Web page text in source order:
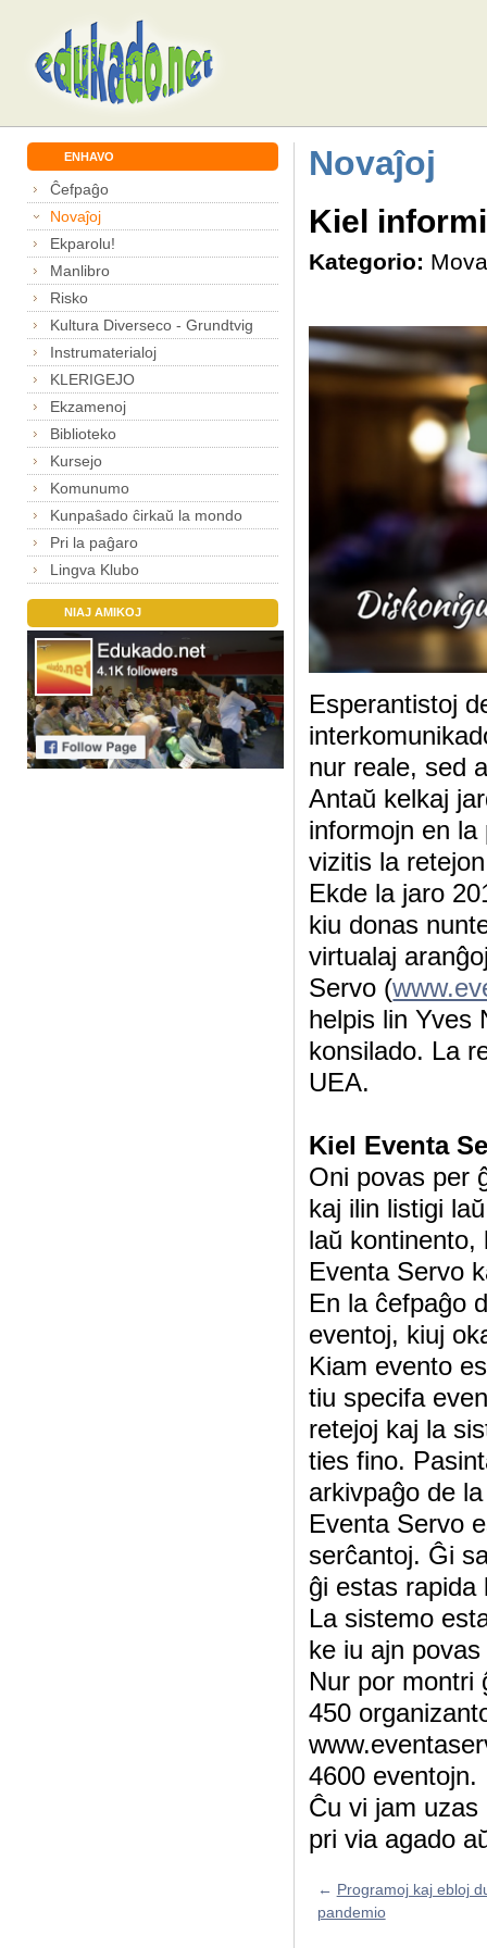
ENHAVO
Ĉefpaĝo
Novaĵoj
Ekparolu!
Manlibro
Risko
Kultura Diverseco - Grundtvig
Instrumaterialoj
KLERIGEJO
Ekzamenoj
Biblioteko
Kursejo
Komunumo
Kunpaŝado ĉirkaŭ la mondo
Pri la paĝaro
Lingva Klubo
NIAJ AMIKOJ
Novaĵoj
Kiel
Kategorio:
Esperantistoj
nur reale, sed
Antaŭ kelkaj
informojn en
vizitis la
Ekde la jaro
kiu donas
virtualaj
Servo (
helpis lin Yves
konsilado. La
UEA.
Kiel Eventa
Oni povas per
kaj ilin listigi
laŭ kontinento,
Eventa Servo
En la ĉefpaĝo
eventoj, kiuj
Kiam evento
tiu specifa
retejoj kaj la
ties fino.
arkivpaĝo de
Eventa Servo
serĉantoj. Ĝi
ĝi estas rapida
La sistemo
ke iu ajn
Nur por montri
450
4600 eventojn.
Ĉu vi jam
pri via agado
← Programoj kaj ebloj
pandemio